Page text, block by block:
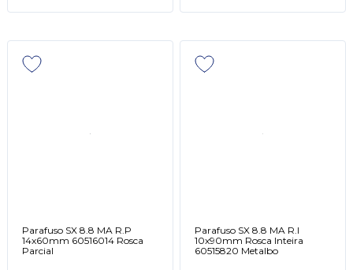
Parafuso SX 8.8 MA R.P
14x60mm 60516014 Rosca
Parcial
Parafuso SX 8.8 MA R.I
10x90mm Rosca Inteira
60515820 Metalbo